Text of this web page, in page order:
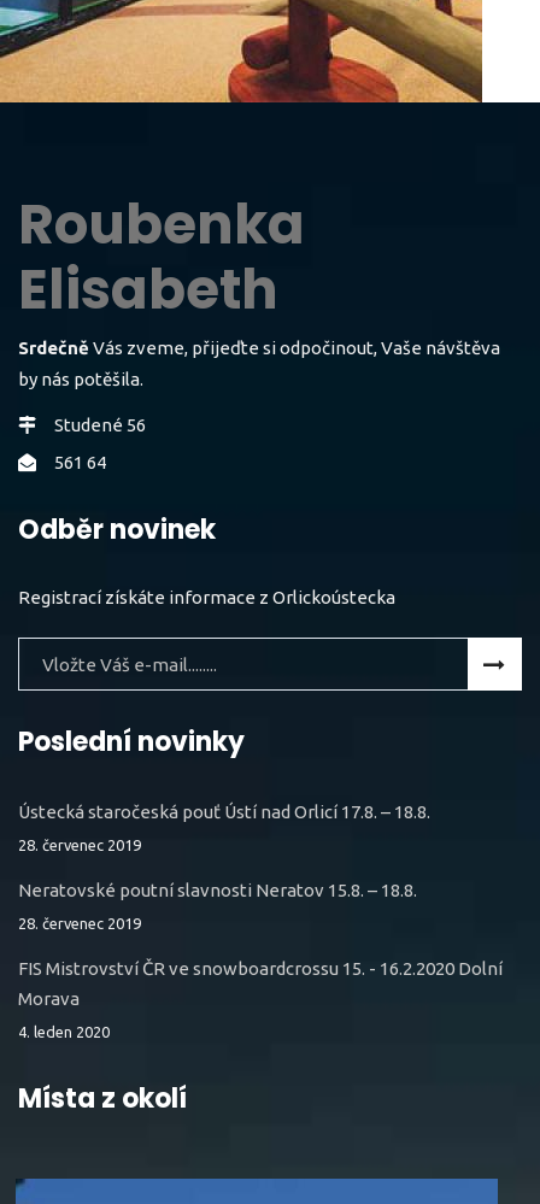
Roubenka
Elisabeth
Srdečně Vás zveme, přijeďte si odpočinout, Vaše návštěva
by nás potěšila.
Studené 56
561 64
Odběr novinek
Registrací získáte informace z Orlickoústecka
Poslední novinky
Ústecká staročeská pouť Ústí nad Orlicí 17.8. – 18.8.
28. červenec 2019
Neratovské poutní slavnosti Neratov 15.8. – 18.8.
28. červenec 2019
FIS Mistrovství ČR ve snowboardcrossu 15. - 16.2.2020 Dolní
Morava
4. leden 2020
Místa z okolí